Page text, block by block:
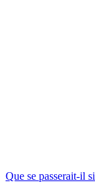
Que se passerait-il